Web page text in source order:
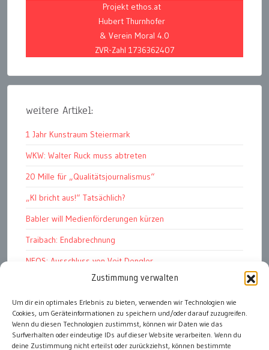
Zustimmung verwalten
Um dir ein optimales Erlebnis zu bieten, verwenden wir Technologien wie
Cookies, um Geräteinformationen zu speichern und/oder darauf zuzugreifen.
Wenn du diesen Technologien zustimmst, können wir Daten wie das
Surfverhalten oder eindeutige IDs auf dieser Website verarbeiten. Wenn du
deine Zustimmung nicht erteilst oder zurückziehst, können bestimmte
Projekt ethos.at
Hubert Thurnhofer
& Verein Moral 4.0
ZVR-Zahl 1736362407
weitere Artikel:
1 Jahr Kunstraum Steiermark
WKW: Walter Ruck muss abtreten
20 Mille für „Qualitätsjournalismus“
„KI bricht aus!“ Tatsächlich?
Babler will Medienförderungen kürzen
Traibach: Endabrechnung
NEOS: Ausschluss von Veit Dengler
Scharfe Rechnungshof-Kritik an WKO
Pelletspreise steigen massiv
Werbemüll: unüberbietbar